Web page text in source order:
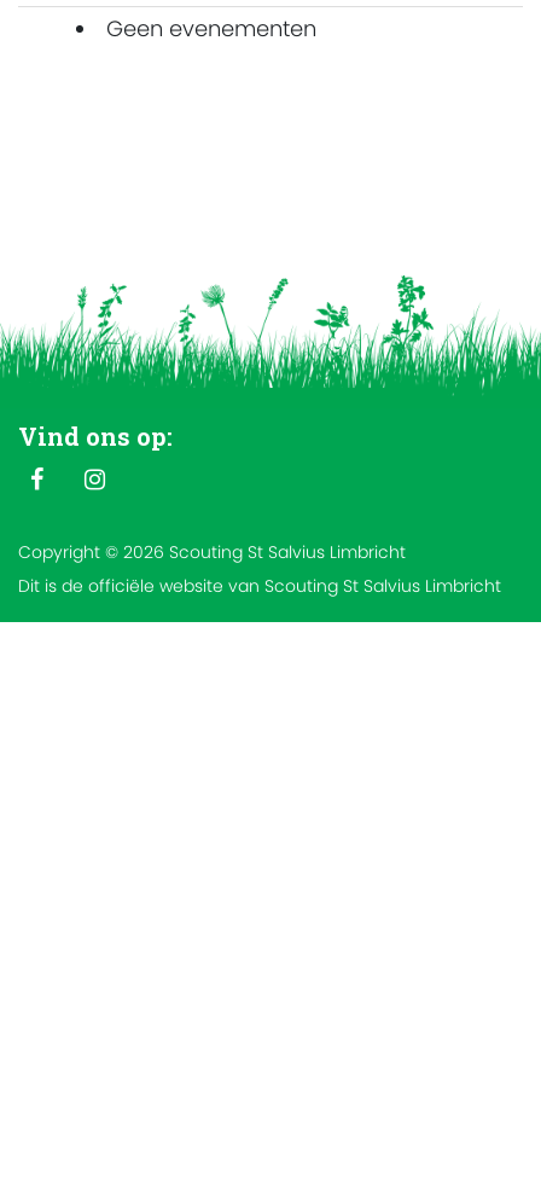
Geen evenementen
Vind ons op:
Copyright © 2026 Scouting St Salvius Limbricht
Dit is de officiële website van Scouting St Salvius Limbricht